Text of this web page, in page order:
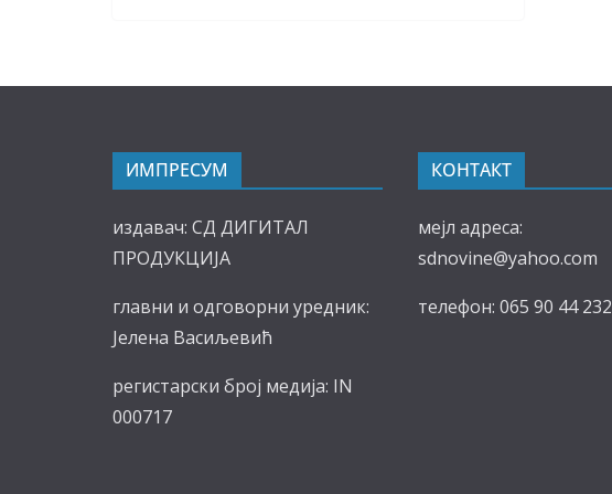
ИМПРЕСУМ
издавач: СД ДИГИТАЛ
ПРОДУКЦИЈА
главни и одговорни уредник:
Јелена Васиљевић
регистарски број медија: IN
000717
КОНТАКТ
мејл адреса:
sdnovine@yahoo.com
телефон: 065 90 44 232